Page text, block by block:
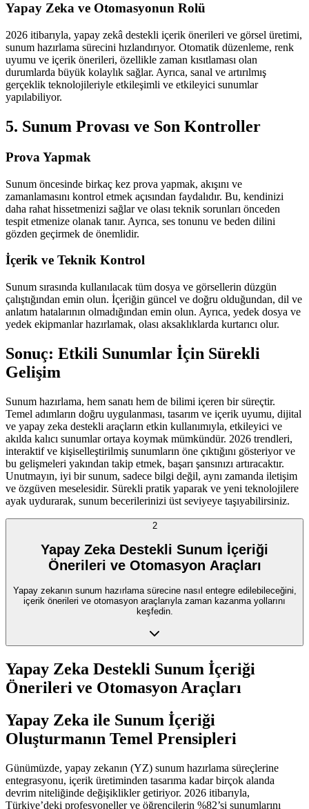
Yapay Zeka ve Otomasyonun Rolü
2026 itibarıyla, yapay zekâ destekli içerik önerileri ve görsel üretimi,
sunum hazırlama sürecini hızlandırıyor. Otomatik düzenleme, renk
uyumu ve içerik önerileri, özellikle zaman kısıtlaması olan
durumlarda büyük kolaylık sağlar. Ayrıca, sanal ve artırılmış
gerçeklik teknolojileriyle etkileşimli ve etkileyici sunumlar
yapılabiliyor.
5. Sunum Provası ve Son Kontroller
Prova Yapmak
Sunum öncesinde birkaç kez prova yapmak, akışını ve
zamanlamasını kontrol etmek açısından faydalıdır. Bu, kendinizi
daha rahat hissetmenizi sağlar ve olası teknik sorunları önceden
tespit etmenize olanak tanır. Ayrıca, ses tonunu ve beden dilini
gözden geçirmek de önemlidir.
İçerik ve Teknik Kontrol
Sunum sırasında kullanılacak tüm dosya ve görsellerin düzgün
çalıştığından emin olun. İçeriğin güncel ve doğru olduğundan, dil ve
anlatım hatalarının olmadığından emin olun. Ayrıca, yedek dosya ve
yedek ekipmanlar hazırlamak, olası aksaklıklarda kurtarıcı olur.
Sonuç: Etkili Sunumlar İçin Sürekli
Gelişim
Sunum hazırlama, hem sanatı hem de bilimi içeren bir süreçtir.
Temel adımların doğru uygulanması, tasarım ve içerik uyumu, dijital
ve yapay zeka destekli araçların etkin kullanımıyla, etkileyici ve
akılda kalıcı sunumlar ortaya koymak mümkündür. 2026 trendleri,
interaktif ve kişiselleştirilmiş sunumların öne çıktığını gösteriyor ve
bu gelişmeleri yakından takip etmek, başarı şansınızı artıracaktır.
Unutmayın, iyi bir sunum, sadece bilgi değil, aynı zamanda iletişim
ve özgüven meselesidir. Sürekli pratik yaparak ve yeni teknolojilere
ayak uydurarak, sunum becerilerinizi üst seviyeye taşıyabilirsiniz.
2
Yapay Zeka Destekli Sunum İçeriği
Önerileri ve Otomasyon Araçları
Yapay zekanın sunum hazırlama sürecine nasıl entegre edilebileceğini,
içerik önerileri ve otomasyon araçlarıyla zaman kazanma yollarını
keşfedin.
Yapay Zeka Destekli Sunum İçeriği
Önerileri ve Otomasyon Araçları
Yapay Zeka ile Sunum İçeriği
Oluşturmanın Temel Prensipleri
Günümüzde, yapay zekanın (YZ) sunum hazırlama süreçlerine
entegrasyonu, içerik üretiminden tasarıma kadar birçok alanda
devrim niteliğinde değişiklikler getiriyor. 2026 itibarıyla,
Türkiye’deki profesyoneller ve öğrencilerin %82’si sunumlarını